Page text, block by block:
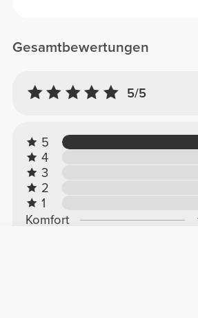
Gesamtbewertungen
5/5
5
4
3
2
1
Komfort